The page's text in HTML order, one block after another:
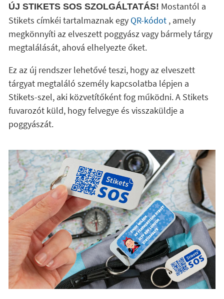
ÚJ STIKETS SOS SZOLGÁLTATÁS! Mostantól a
Stikets címkéi tartalmaznak egy QR-kódot, amely
megkönnyíti az elveszett poggyász vagy bármely tárgy
megtalálását, ahová elhelyezte őket.
Ez az új rendszer lehetővé teszi, hogy az elveszett
tárgyat megtaláló személy kapcsolatba lépjen a
Stikets-szel, aki közvetítőként fog működni. A Stikets
fuvarozót küld, hogy felvegye és visszaküldje a
poggyászát.